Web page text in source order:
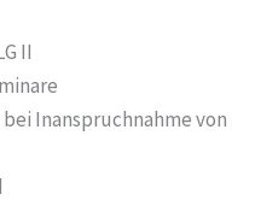
II
Inanspruchnahme von